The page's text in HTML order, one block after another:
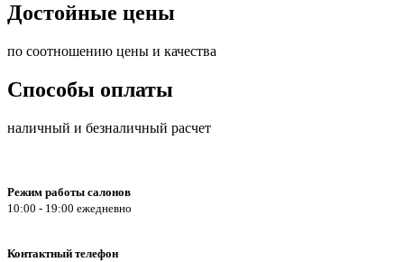
Достойные цены
по соотношению цены и качества
Способы оплаты
наличный и безналичный расчет
Режим работы салонов
10:00 - 19:00 ежедневно
Контактный телефон